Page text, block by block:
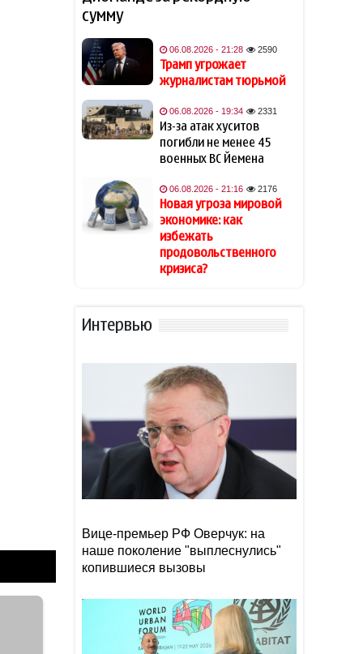
19:40
Кинолог развеял миф о
собачьей обиде на хозяина
19:34
В Индии тигр убил 55-летнего
фермера
карьеру в Ла Лиге
19:20
В Шамкире за рулем умер 58-
летний водитель
сократилась на 40%
Эрдоган: Мекканское
соглашение о коллективной
обороне открыто для новых
участников
18:18
Том Холланд и Зендея тайно
поженились
сумму
06.08.2026 - 21:28 2590
Трамп угрожает
журналистам тюрьмой
06.08.2026 - 19:34 2331
Из-за атак хуситов
погибли не менее 45
военных ВС Йемена
06.08.2026 - 21:16 2176
Новая угроза мировой
экономике: как
избежать
продовольственного
кризиса?
Интервью
Вице-премьер РФ Оверчук: на
наше поколение "выплеснулись"
копившиеся вызовы